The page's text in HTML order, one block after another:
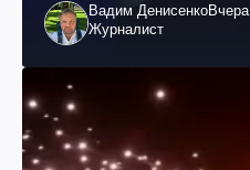
Вадим ДенисенкоВчера
Журналист